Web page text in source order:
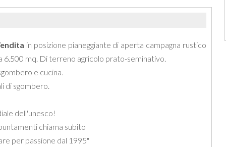
in posizione pianeggiante di aperta campagna rustico
mq. Di terreno agricolo prato-seminativo.
e cucina.
di sgombero.
dell'unesco!
chiama subito
per passione dal 1995"